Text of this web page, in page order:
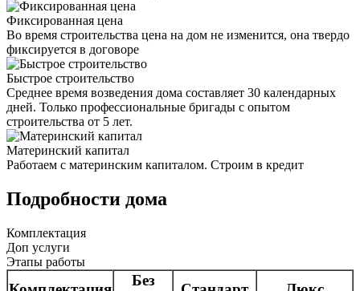
Фиксированная цена
Во время строительства цена на дом не изменится, она твердо
фиксируется в договоре
Быстрое строительство
Среднее время возведения дома составляет 30 календарных
дней. Только профессиональные бригады с опытом
строительства от 5 лет.
Материнский капитал
Работаем с материнским капиталом. Строим в кредит
Подробности дома
Комплектация
Доп услуги
Этапы работы
Без